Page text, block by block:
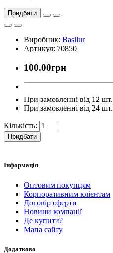
Придбати
Виробник: Basilur
Артикул: 70850
100.00грн
При замовленні від 12
При замовленні від 24
Кількість:
Придбати
Інформація
Оптовим покупцям
Корпоративним клієнтам
Договір оферти
Новини компанії
Де купити?
Мапа сайту
Додатково